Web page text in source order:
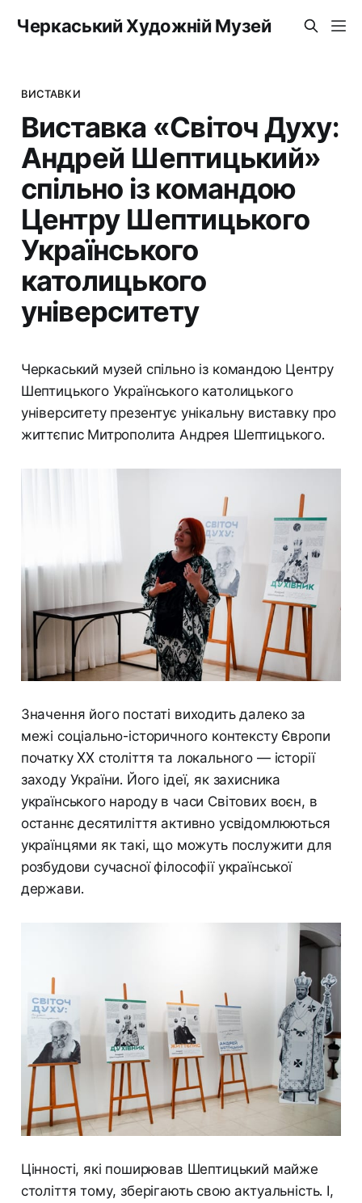
Черкаський Художній Музей
ВИСТАВКИ
Виставка «Світоч Духу:
Андрей Шептицький»
спільно із командою
Центру Шептицького
Українського
католицького
університету
Черкаський музей спільно із командою Центру
Шептицького Українського католицького
університету презентує унікальну виставку про
життєпис Митрополита Андрея Шептицького.
Значення його постаті виходить далеко за
межі соціально-історичного контексту Європи
початку XX століття та локального — історії
заходу України. Його ідеї, як захисника
українського народу в часи Світових воєн, в
останнє десятиліття активно усвідомлюються
українцями як такі, що можуть послужити для
розбудови сучасної філософії української
держави.
Цінності, які поширював Шептицький майже
століття тому, зберігають свою актуальність. І,